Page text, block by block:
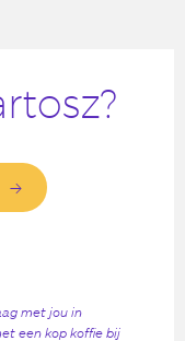
met jou in
een kop koffie bij